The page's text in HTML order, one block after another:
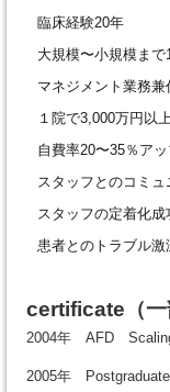
臨床経験20年
大規模〜小規模まで
マネジメント業務兼
１院で3,000万円以
自費率20〜35％ア
スタッフとのコミ
スタッフの定着化成
患者とのトラブル激
certificate （
2004年 AFD Scaling
2005年